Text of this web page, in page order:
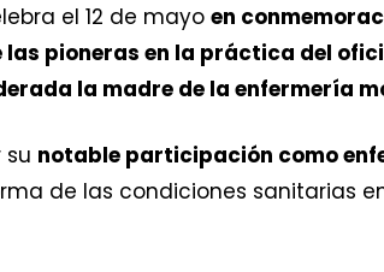
el 12 de mayo en
las pioneras en la práctica del
la madre de la enfermería
notable participación como
de las condiciones sanitarias